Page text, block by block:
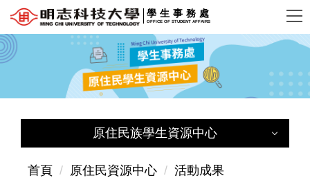
跳
到
主
學生事務處
OFFICE OF STUDENT AFFAIRS
原住民族學生資源中心
原住民族學生資源中心
首頁 原住民資源中心 活動成果